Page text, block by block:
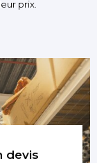
prix.
devis